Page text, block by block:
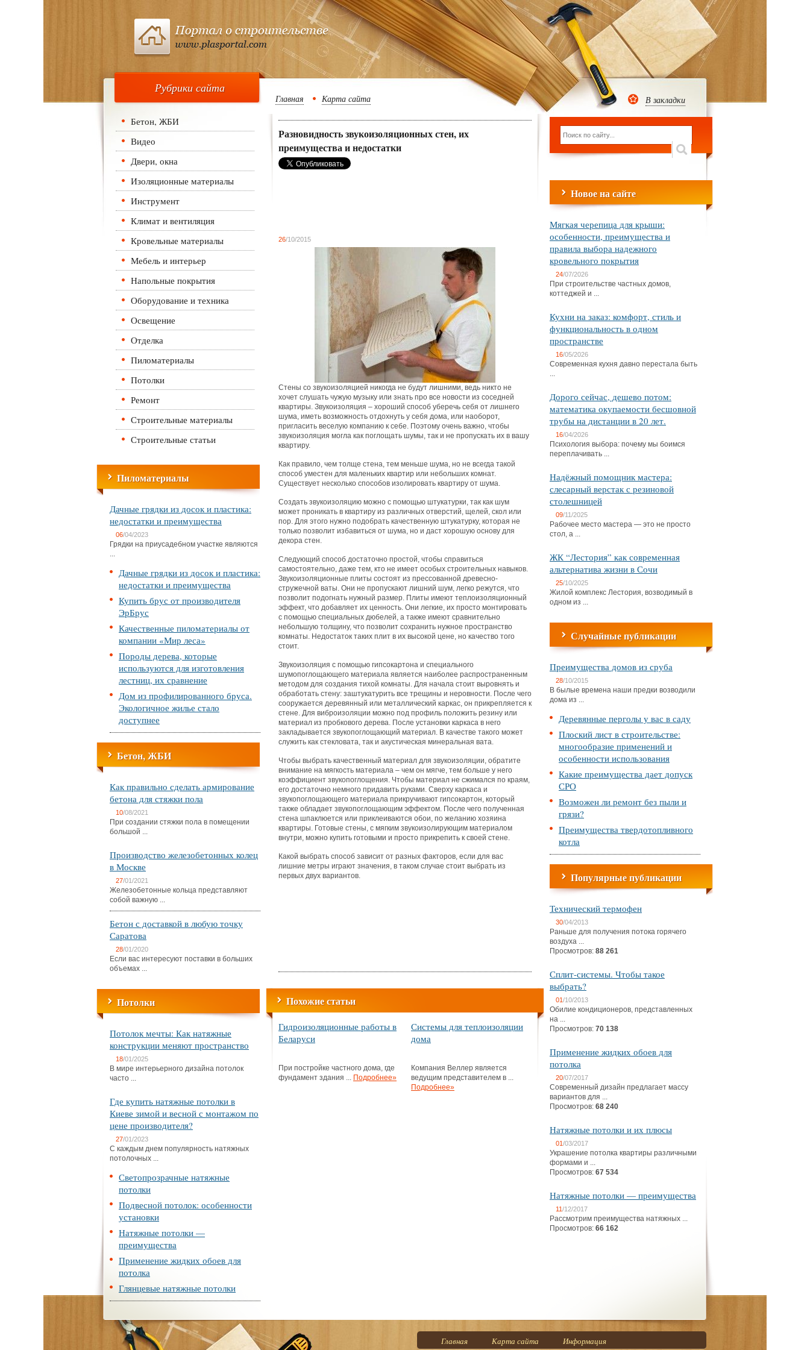
Рубрики сайта
Бетон, ЖБИ
Видео
Двери, окна
Изоляционные материалы
Инструмент
Климат и вентиляция
Кровельные материалы
Мебель и интерьер
Напольные покрытия
Оборудование и техника
Освещение
Отделка
Пиломатериалы
Потолки
Ремонт
Строительные материалы
Строительные статьи
Пиломатериалы
Дачные грядки из досок и пластика:
недостатки и преимущества
06/04/2023
Грядки на приусадебном участке являются
...
Дачные грядки из досок и пластика:
недостатки и преимущества
Купить брус от производителя
ЭрБрус
Качественные пиломатериалы от
компании «Мир леса»
Породы дерева, которые
используются для изготовления
лестниц, их сравнение
Дом из профилированного бруса.
Экологичное жилье стало
доступнее
Бетон, ЖБИ
Как правильно сделать армирование
бетона для стяжки пола
10/08/2021
При создании стяжки пола в помещении
большой ...
Производство железобетонных колец
в Москве
27/01/2021
Железобетонные кольца представляют
собой важную ...
Бетон с доставкой в любую точку
Саратова
28/01/2020
Если вас интересуют поставки в больших
объемах ...
Потолки
Потолок мечты: Как натяжные
конструкции меняют пространство
18/01/2025
В мире интерьерного дизайна потолок
часто ...
Где купить натяжные потолки в
Киеве зимой и весной с монтажом по
цене производителя?
27/01/2023
С каждым днем популярность натяжных
потолочных ...
Светопрозрачные натяжные
потолки
Подвесной потолок: особенности
установки
Натяжные потолки —
преимущества
Применение жидких обоев для
потолка
Глянцевые натяжные потолки
Главная Карта сайта
Разновидность звукоизоляционных стен, их
преимущества и недостатки
26/10/2015
Стены со звукоизоляцией никогда не будут лишними, ведь никто не
хочет слушать чужую музыку или знать про все новости из соседней
квартиры. Звукоизоляция – хороший способ уберечь себя от лишнего
шума, иметь возможность отдохнуть у себя дома, или наоборот,
пригласить веселую компанию к себе. Поэтому очень важно, чтобы
звукоизоляция могла как поглощать шумы, так и не пропускать их в вашу
квартиру.
Как правило, чем толще стена, тем меньше шума, но не всегда такой
способ уместен для маленьких квартир или небольших комнат.
Существует несколько способов изолировать квартиру от шума.
Создать звукоизоляцию можно с помощью штукатурки, так как шум
может проникать в квартиру из различных отверстий, щелей, скол или
пор. Для этого нужно подобрать качественную штукатурку, которая не
только позволит избавиться от шума, но и даст хорошую основу для
декора стен.
Следующий способ достаточно простой, чтобы справиться
самостоятельно, даже тем, кто не имеет особых строительных навыков.
Звукоизоляционные плиты состоят из прессованной древесно-
стружечной ваты. Они не пропускают лишний шум, легко режутся, что
позволит подогнать нужный размер. Плиты имеют теплоизоляционный
эффект, что добавляет их ценность. Они легкие, их просто монтировать
с помощью специальных дюбелей, а также имеют сравнительно
небольшую толщину, что позволит сохранить нужное пространство
комнаты. Недостаток таких плит в их высокой цене, но качество того
стоит.
Звукоизоляция с помощью гипсокартона и специального
шумопоглощающего материала является наиболее распространенным
методом для создания тихой комнаты. Для начала стоит выровнять и
обработать стену: заштукатурить все трещины и неровности. После чего
сооружается деревянный или металлический каркас, он прикрепляется к
стене. Для виброизоляции можно под профиль положить резину или
материал из пробкового дерева. После установки каркаса в него
закладывается звукопоглощающий материал. В качестве такого может
служить как стекловата, так и акустическая минеральная вата.
Чтобы выбрать качественный материал для звукоизоляции, обратите
внимание на мягкость материала – чем он мягче, тем больше у него
коэффициент звукопоглощения. Чтобы материал не сжимался по краям,
его достаточно немного придавить руками. Сверху каркаса и
звукопоглощающего материала прикручивают гипсокартон, который
также обладает звукопоглощающим эффектом. После чего полученная
стена шпаклюется или приклеиваются обои, по желанию хозяина
квартиры. Готовые стены, с мягким звукоизолирующим материалом
внутри, можно купить готовыми и просто прикрепить к своей стене.
Какой выбрать способ зависит от разных факторов, если для вас
лишние метры играют значения, в таком случае стоит выбрать из
первых двух вариантов.
Похожие статьи
Гидроизоляционные работы в
Беларуси
При постройке частного дома, где
фундамент здания ... Подробнее»
Системы для теплоизоляции
дома
Компания Веллер является
ведущим представителем в ...
Подробнее»
В закладки
Новое на сайте
Мягкая черепица для крыши:
особенности, преимущества и
правила выбора надежного
кровельного покрытия
24/07/2026
При строительстве частных домов,
коттеджей и ...
Кухни на заказ: комфорт, стиль и
функциональность в одном
пространстве
16/05/2026
Современная кухня давно перестала быть
...
Дорого сейчас, дешево потом:
математика окупаемости бесшовной
трубы на дистанции в 20 лет.
16/04/2026
Психология выбора: почему мы боимся
переплачивать ...
Надёжный помощник мастера:
слесарный верстак с резиновой
столешницей
09/11/2025
Рабочее место мастера — это не просто
стол, а ...
ЖК “Лестория” как современная
альтернатива жизни в Сочи
25/10/2025
Жилой комплекс Лестория, возводимый в
одном из ...
Случайные публикации
Преимущества домов из сруба
28/10/2015
В былые времена наши предки возводили
дома из ...
Деревянные перголы у вас в саду
Плоский лист в строительстве:
многообразие применений и
особенности использования
Какие преимущества дает допуск
СРО
Возможен ли ремонт без пыли и
грязи?
Преимущества твердотопливного
котла
Популярные публикации
Технический термофен
30/04/2013
Раньше для получения потока горячего
воздуха ...
Просмотров: 88 261
Сплит-системы. Чтобы такое
выбрать?
01/10/2013
Обилие кондиционеров, представленных
на ...
Просмотров: 70 138
Применение жидких обоев для
потолка
20/07/2017
Современный дизайн предлагает массу
вариантов для ...
Просмотров: 68 240
Натяжные потолки и их плюсы
01/03/2017
Украшение потолка квартиры различными
формами и ...
Просмотров: 67 534
Натяжные потолки — преимущества
11/12/2017
Рассмотрим преимущества натяжных ...
Просмотров: 66 162
Главная Карта сайта Информация